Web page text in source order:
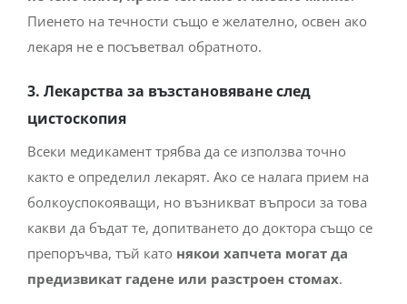
Пиенето на течности също е желателно, освен ако
лекаря не е посъветвал обратното.
3. Лекарства за възстановяване след
цистоскопия
Всеки медикамент трябва да се използва точно
както е определил лекарят. Ако се налага прием на
болкоуспокояващи, но възникват въпроси за това
какви да бъдат те, допитването до доктора също се
препоръчва, тъй като някои хапчета могат да
предизвикат гадене или разстроен стомах.